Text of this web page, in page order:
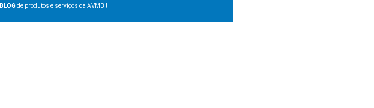
BLOGde produtos e serviços da AVMB !